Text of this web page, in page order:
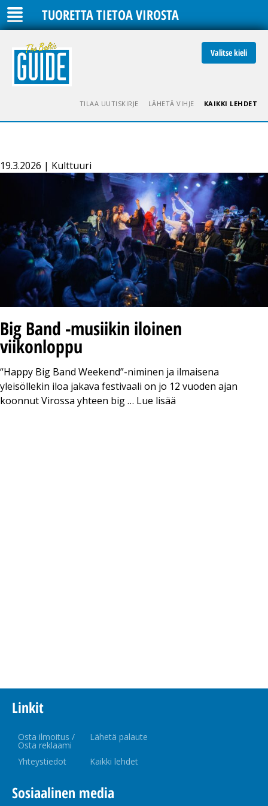
TUORETTA TIETOA VIROSTA
Valitse kieli
TILAA UUTISKIRJE LÄHETÄ VIHJE KAIKKI LEHDET
19.3.2026 | Kulttuuri
Big Band -musiikin iloinen
viikonloppu
“Happy Big Band Weekend”-niminen ja ilmaisena
yleisöllekin iloa jakava festivaali on jo 12 vuoden ajan
koonnut Virossa yhteen big … Lue lisää
Linkit
Osta ilmoitus /
Osta reklaami
Lähetä palaute
Yhteystiedot Kaikki lehdet
Sosiaalinen media